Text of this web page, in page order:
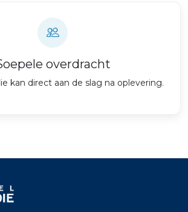
overdracht
kan direct aan de slag na oplevering.